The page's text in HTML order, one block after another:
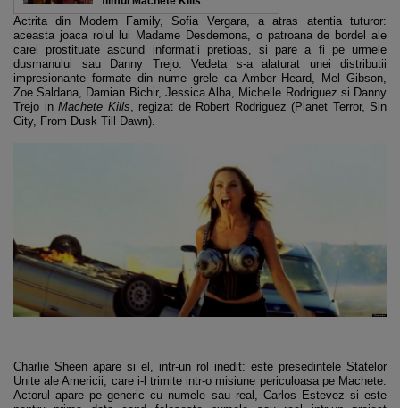
Actrita din Modern Family, Sofia Vergara, a atras atentia tuturor:
aceasta joaca rolul lui Madame Desdemona, o patroana de bordel ale
carei prostituate ascund informatii pretioas, si pare a fi pe urmele
dusmanului sau Danny Trejo. Vedeta s-a alaturat unei distributii
impresionante formate din nume grele ca Amber Heard, Mel Gibson,
Zoe Saldana, Damian Bichir, Jessica Alba, Michelle Rodriguez si Danny
Trejo in Machete Kills, regizat de Robert Rodriguez (Planet Terror, Sin
City, From Dusk Till Dawn).
Charlie Sheen apare si el, intr-un rol inedit: este presedintele Statelor
Unite ale Americii, care i-l trimite intr-o misiune periculoasa pe Machete.
Actorul apare pe generic cu numele sau real, Carlos Estevez si este